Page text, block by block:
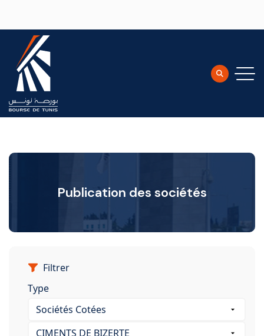
Publication des sociétés
Filtrer
Type